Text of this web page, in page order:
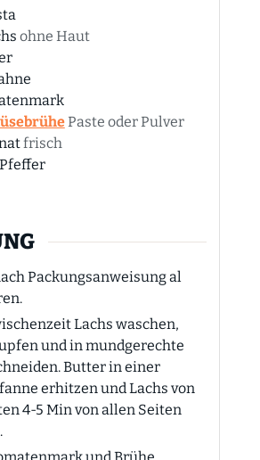
ohne Haut
Paste oder Pulver
frisch
Packungsanweisung al
Lachs waschen,
und in mundgerechte
Butter in einer
erhitzen und Lachs von
4-5 Min von allen Seiten